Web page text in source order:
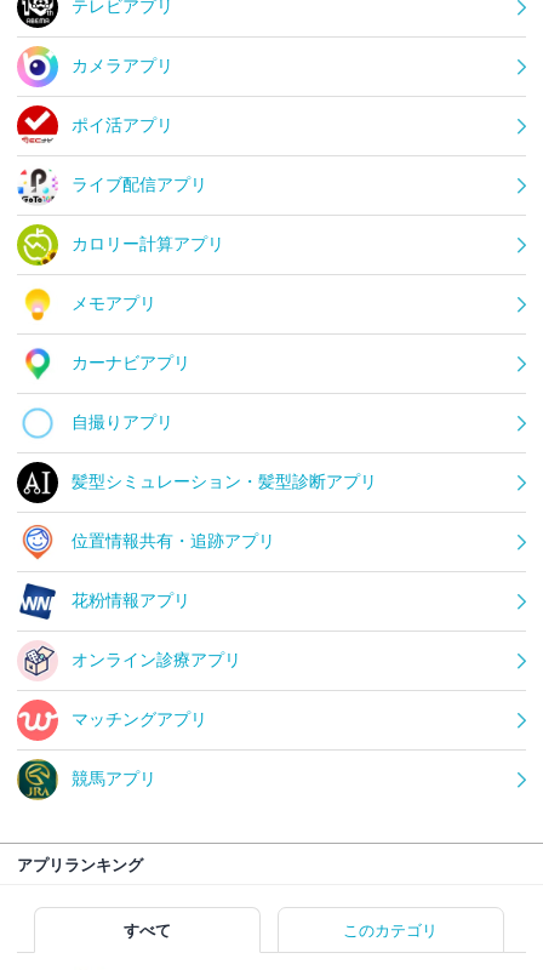
テレビアプリ
カメラアプリ
ポイ活アプリ
ライブ配信アプリ
カロリー計算アプリ
メモアプリ
カーナビアプリ
自撮りアプリ
髪型シミュレーション・髪型診断アプリ
位置情報共有・追跡アプリ
花粉情報アプリ
オンライン診療アプリ
マッチングアプリ
競馬アプリ
アプリランキング
すべて このカテゴリ